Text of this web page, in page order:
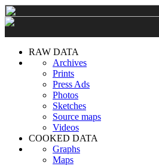
RAW DATA
Archives
Prints
Press Ads
Photos
Sketches
Source maps
Videos
COOKED DATA
Graphs
Maps